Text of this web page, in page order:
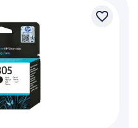
favorite_border